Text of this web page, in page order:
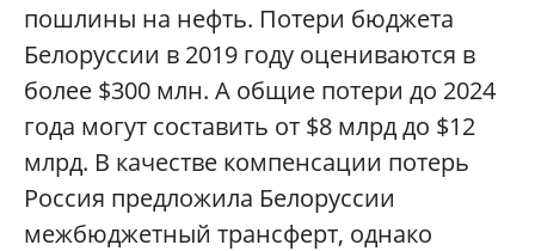
пошлины на нефть. Потери бюджета
Белоруссии в 2019 году оцениваются в
более $300 млн. А общие потери до 2024
года могут составить от $8 млрд до $12
млрд. В качестве компенсации потерь
Россия предложила Белоруссии
межбюджетный трансферт, однако